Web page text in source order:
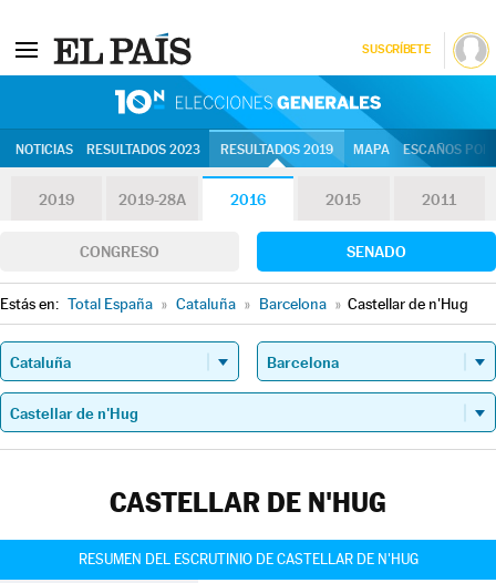
SUSCRÍBETE
NOTICIAS RESULTADOS 2023 RESULTADOS 2019 MAPA ESCAÑOS
2019 2019-28A 2016 2015 2011
CONGRESO SENADO
Estás en: Total España » Cataluña » Barcelona » Castellar de n'Hug
CASTELLAR DE N'HUG
RESUMEN DEL ESCRUTINIO DE CASTELLAR DE N'HUG